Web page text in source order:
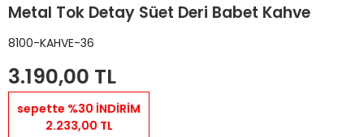
Metal Tok Detay Süet Deri Babet Kahve
8100-KAHVE-36
3.190,00 TL
sepette %30 İNDİRİM
2.233,00 TL